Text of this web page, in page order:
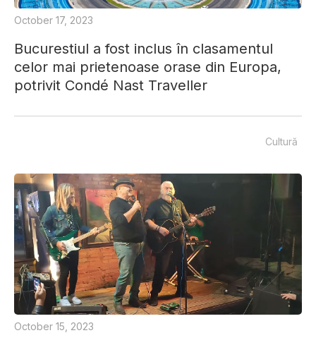
Bucurestiul a fost inclus în clasamentul
celor mai prietenoase orase din Europa,
potrivit Condé Nast Traveller
October 17, 2023
Cultură
October 15, 2023